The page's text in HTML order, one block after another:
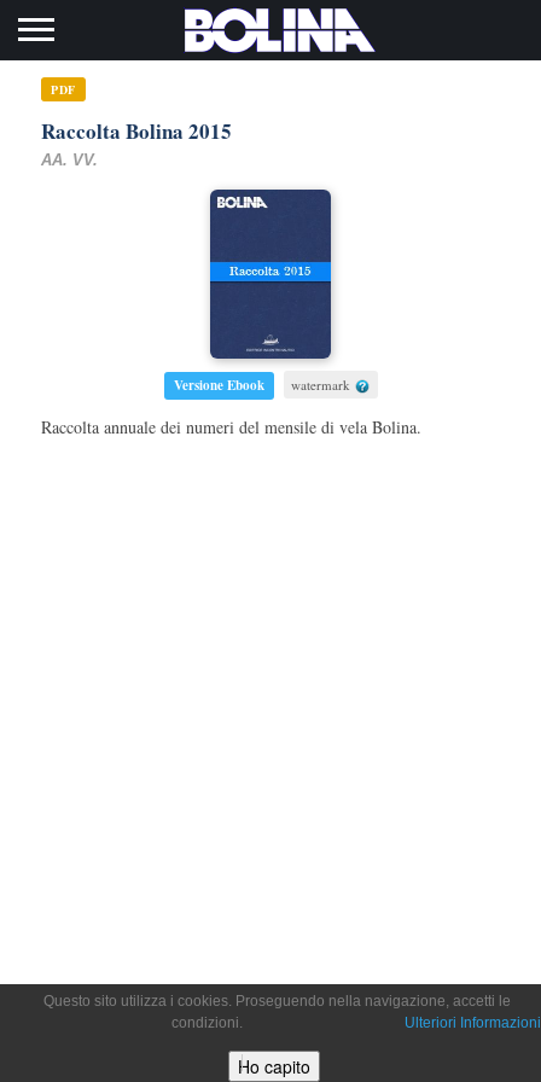
PDF
Raccolta Bolina 2015
AA. VV.
Versione Ebook watermark
Raccolta annuale dei numeri del mensile di vela Bolina.
Questo sito utilizza i cookies. Proseguendo nella navigazione, accetti le
condizioni.
Ulteriori Informazioni
Ho capito